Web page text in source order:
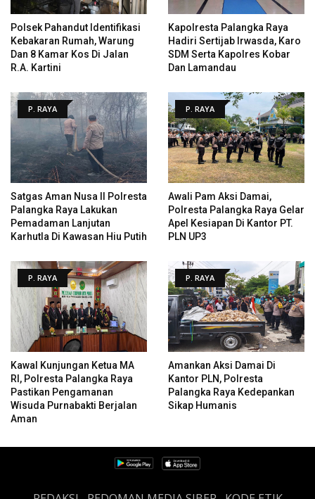
Polsek Pahandut Identifikasi
Kebakaran Rumah, Warung
Dan 8 Kamar Kos Di Jalan
R.A. Kartini
Kapolresta Palangka Raya
Hadiri Sertijab Irwasda, Karo
SDM Serta Kapolres Kobar
Dan Lamandau
P. RAYA
Satgas Aman Nusa II Polresta
Palangka Raya Lakukan
Pemadaman Lanjutan
Karhutla Di Kawasan Hiu Putih
P. RAYA
Awali Pam Aksi Damai,
Polresta Palangka Raya Gelar
Apel Kesiapan Di Kantor PT.
PLN UP3
P. RAYA
Kawal Kunjungan Ketua MA
RI, Polresta Palangka Raya
Pastikan Pengamanan
Wisuda Purnabakti Berjalan
Aman
P. RAYA
Amankan Aksi Damai Di
Kantor PLN, Polresta
Palangka Raya Kedepankan
Sikap Humanis